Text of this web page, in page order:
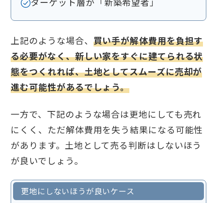
上記のような場合、 買い手が解体費用を負担す
る必要がなく、新しい家をすぐに建てられる状
態をつくれれば、土地としてスムーズに売却が
進む可能性があるでしょう。
一方で、下記のような場合は更地にしても売れ
にくく、ただ解体費用を失う結果になる可能性
があります。土地として売る判断はしないほう
が良いでしょう。
更地にしないほうが良いケース